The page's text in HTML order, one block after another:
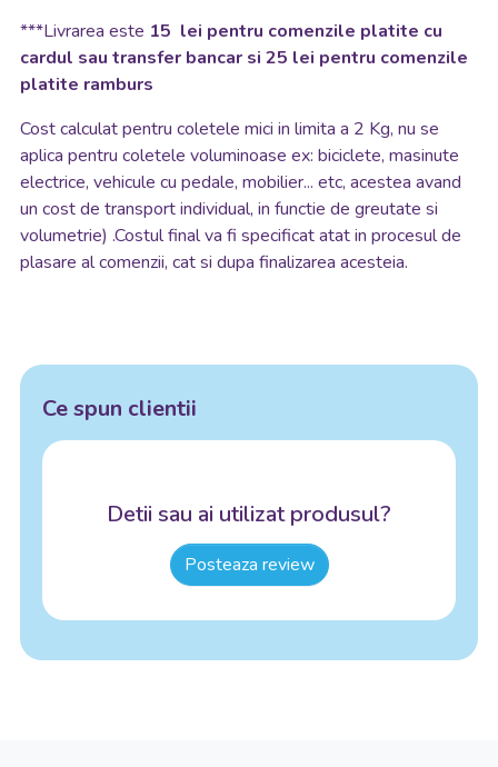
***Livrarea este 15 lei pentru comenzile platite cu
cardul sau transfer bancar si 25 lei pentru comenzile
platite ramburs
Cost calculat pentru coletele mici in limita a 2 Kg, nu se
aplica pentru coletele voluminoase ex: biciclete, masinute
electrice, vehicule cu pedale, mobilier... etc, acestea avand
un cost de transport individual, in functie de greutate si
volumetrie) .Costul final va fi specificat atat in procesul de
plasare al comenzii, cat si dupa finalizarea acesteia.
Ce spun clientii
Detii sau ai utilizat produsul?
Posteaza review